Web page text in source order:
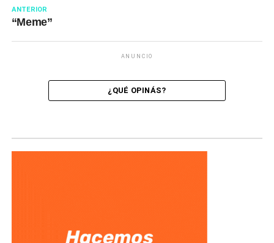
ANTERIOR
“Meme”
ANUNCIO
¿QUÉ OPINÁS?